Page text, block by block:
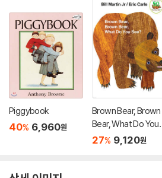
Piggybook
40% 6,960원
Brown Bear, Brown
Bear, What Do You
ee?
27% 9,120원